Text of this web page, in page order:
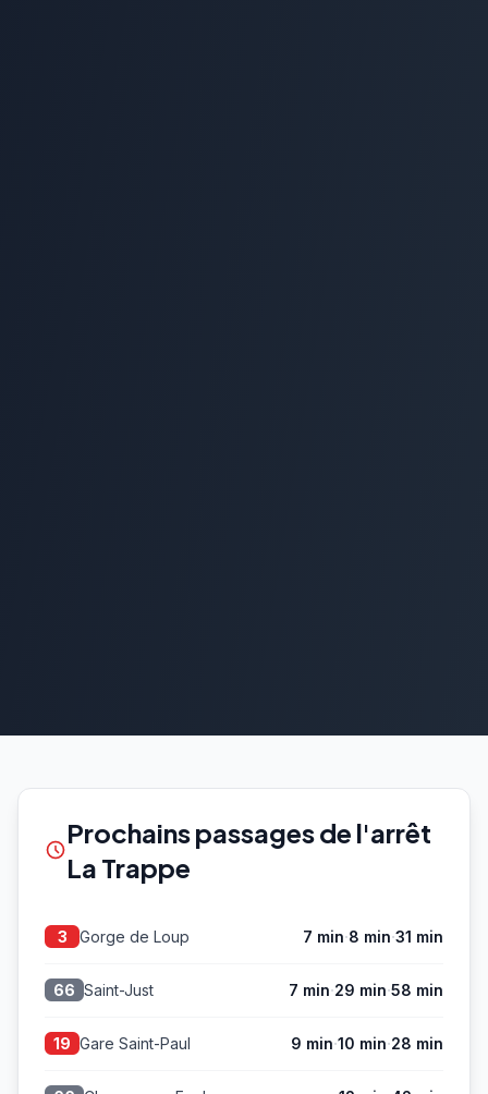
Prochains passages de l'arrêt
La Trappe
3 Gorge de Loup 7 min·8 min·31 min
66 Saint-Just 7 min·29 min·58 min
19 Gare Saint-Paul 9 min·10 min·28 min